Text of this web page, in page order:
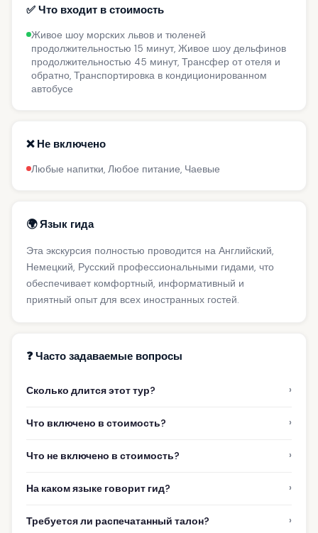
✅ Что входит в стоимость
Живое шоу морских львов и тюленей
продолжительностью 15 минут, Живое шоу дельфинов
продолжительностью 45 минут, Трансфер от отеля и
обратно, Транспортировка в кондиционированном
автобусе
❌ Не включено
Любые напитки, Любое питание, Чаевые
🌍 Язык гида
Эта экскурсия полностью проводится на Английский,
Немецкий, Русский профессиональными гидами, что
обеспечивает комфортный, информативный и
приятный опыт для всех иностранных гостей.
❓ Часто задаваемые вопросы
Сколько длится этот тур? ›
Что включено в стоимость? ›
Что не включено в стоимость? ›
На каком языке говорит гид? ›
Требуется ли распечатанный талон? ›